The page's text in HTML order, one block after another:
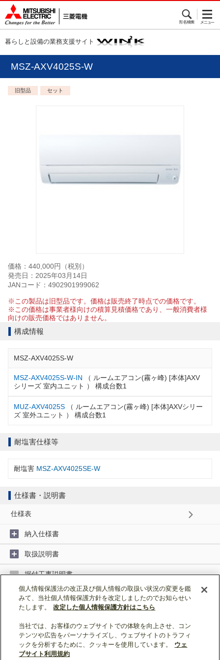
暮らしと設備の業務支援サイト
MSZ-AXV4025S-W
旧型品 セット
価格：440,000円（税別）
発売日：2025年03月14日
JANコード：4902901999062
※この製品は旧型品です。価格は販売終了時点での価格です。
※この価格は事業者様向けの積算見積価格であり、一般消費者様
向けの販売価格ではありません。
構成情報
MSZ-AXV4025S-W
MSZ-AXV4025S-W-IN
（ ルームエアコン(霧ヶ峰) [本体]AXV
シリーズ 室内ユニット ） 構成台数1
MUZ-AXV4025S
（ ルームエアコン(霧ヶ峰) [本体]AXVシリー
ズ 室外ユニット ） 構成台数1
耐塩害仕様等
耐塩害 MSZ-AXV4025SE-W
仕様書・説明書
仕様表
納入仕様書
取扱説明書
据付工事説明書
据付工事説明書 (1MB)
ページトップへ戻る
表示モード：
個人情報保護法の改正及び個人情報の取扱い状況の変更を鑑
みて、当社個人情報保護方針を改定しましたのでお知らせい
たします。
改定した個人情報保護方針はこちら
当社では、お客様のウェブサイトでの体験を向上させ、コン
テンツや広告をパーソナライズし、ウェブサイトのトラフィ
ックを分析するために、クッキーを使用しています。
ウェ
ブサイト利用規約